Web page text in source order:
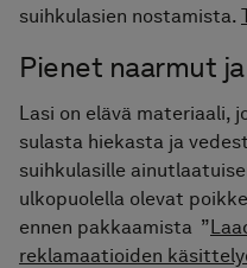
suihkulasien nostamista.
Pienet naarmut
Lasi on elävä materiaali,
sulasta hiekasta ja
suihkulasille
ulkopuolella olevat
ennen pakkaamista ”
reklamaatioiden